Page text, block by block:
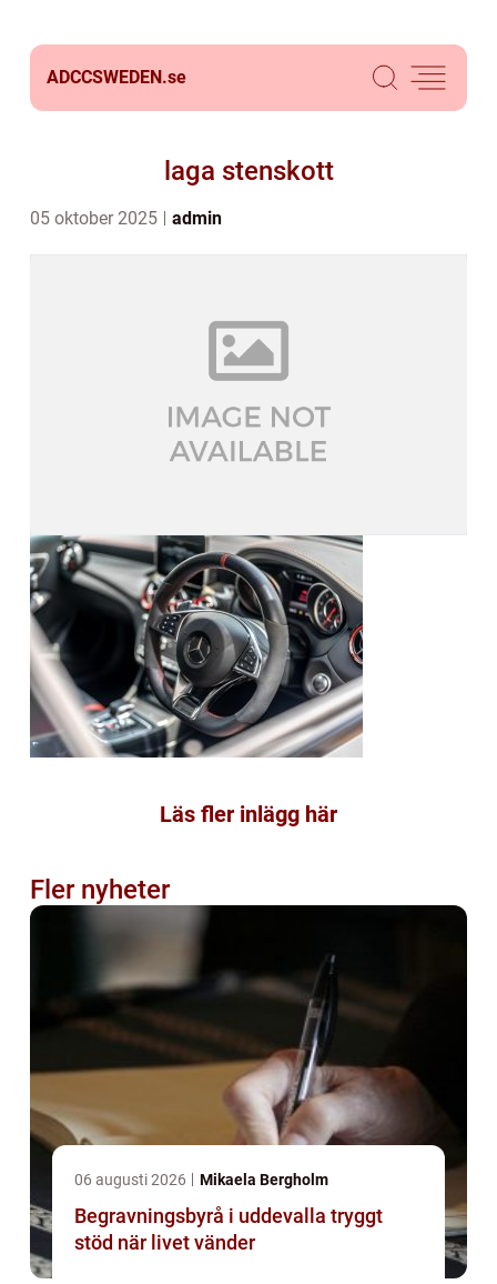
ADCCSWEDEN.se
laga stenskott
05 oktober 2025 admin
Läs fler inlägg här
Fler nyheter
06 augusti 2026 Mikaela Bergholm
Begravningsbyrå i uddevalla tryggt
stöd när livet vänder